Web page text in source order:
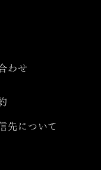
わせ
先について